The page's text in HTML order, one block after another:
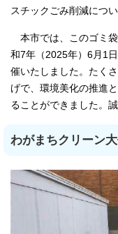
スチックごみ削減につ
本市では、このゴミ
和7年（2025年）6月1
催いたしました。たく
げで、環境美化の推進
ることができました。
わがまちクリーン